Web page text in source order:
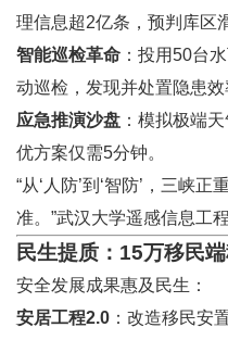
理信息超2亿条，预判库区
智能巡检革命 ：投用50台
动巡检，发现并处置隐患效
应急推演沙盘 ：模拟极端
优方案仅需5分钟。
“从‘人防’到‘智防’，三峡
准。”武汉大学遥感信息工
民生提质：15万移民
安全发展成果惠及民生：
安居工程2.0 ：改造移民安